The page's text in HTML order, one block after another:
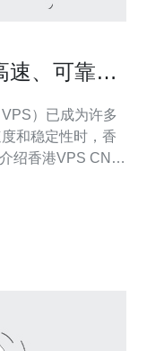
、可靠的
）已成为许多
和稳定性时，香
绍香港VPS CN的
越的网络基础设